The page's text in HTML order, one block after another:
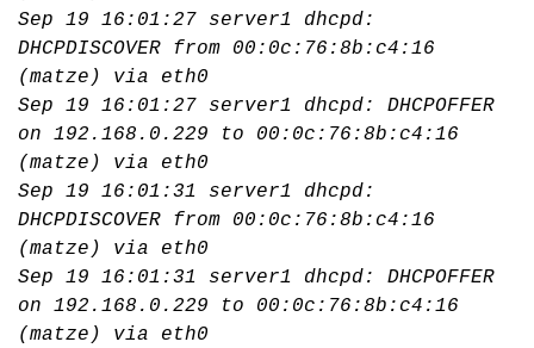
Sep 19 16:01:27 server1 dhcpd:
DHCPDISCOVER from 00:0c:76:8b:c4:16
(matze) via eth0
Sep 19 16:01:27 server1 dhcpd: DHCPOFFER
on 192.168.0.229 to 00:0c:76:8b:c4:16
(matze) via eth0
Sep 19 16:01:31 server1 dhcpd:
DHCPDISCOVER from 00:0c:76:8b:c4:16
(matze) via eth0
Sep 19 16:01:31 server1 dhcpd: DHCPOFFER
on 192.168.0.229 to 00:0c:76:8b:c4:16
(matze) via eth0